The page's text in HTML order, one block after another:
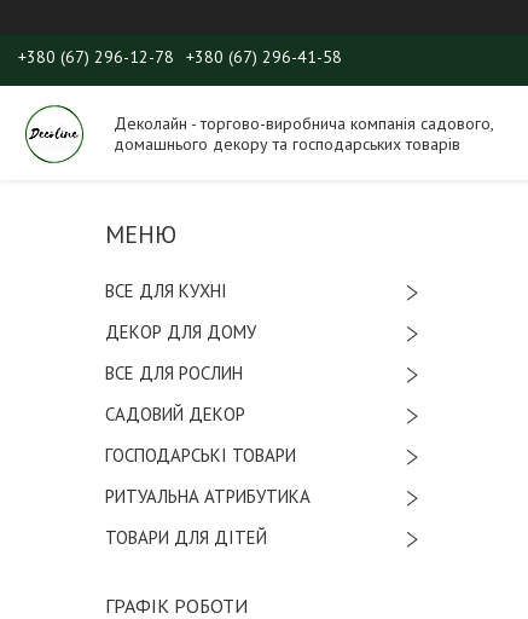
+380 (67) 296-12-78 +380 (67) 296-41-58
Деколайн - торгово-виробнича компанія садового,
домашнього декору та господарських товарів
ВСЕ ДЛЯ КУХНІ
ДЕКОР ДЛЯ ДОМУ
ВСЕ ДЛЯ РОСЛИН
САДОВИЙ ДЕКОР
ГОСПОДАРСЬКІ ТОВАРИ
РИТУАЛЬНА АТРИБУТИКА
ТОВАРИ ДЛЯ ДІТЕЙ
ГРАФІК РОБОТИ